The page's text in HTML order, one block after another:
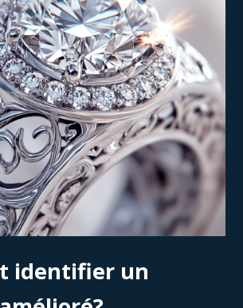
identifier un